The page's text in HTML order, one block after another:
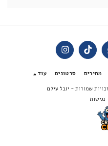
מחירים סרטונים עוד
יובל עילם
נגישות